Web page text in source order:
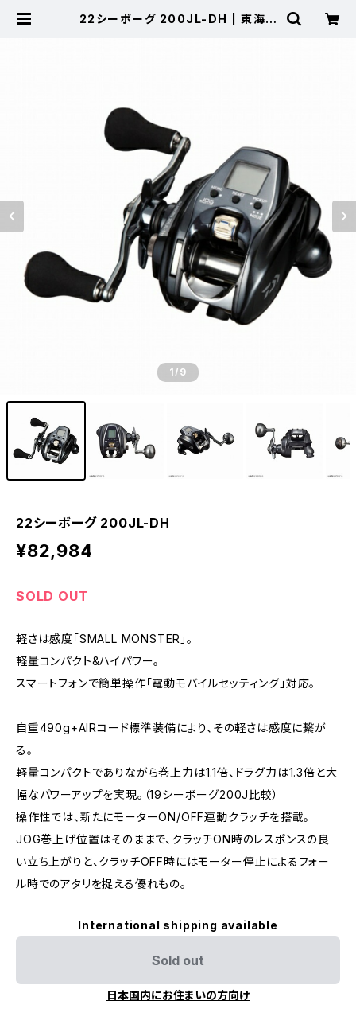
22シーボーグ 200JL-DH | 東海つ
1/9
22シーボーグ 200JL-DH
¥82,984
SOLD OUT
軽さは感度「SMALL MONSTER」。
軽量コンパクト&ハイパワー。
スマートフォンで簡単操作「電動モバイルセッティング」対応。
自重490g+AIRコード標準装備により、その軽さは感度に繋が
る。
軽量コンパクトでありながら巻上力は1.1倍、ドラグ力は1.3倍と大
幅なパワーアップを実現。（19シーボーグ200J比較）
操作性では、新たにモーターON/OFF連動クラッチを搭載。
JOG巻上げ位置はそのままで、クラッチON時のレスポンスの良
い立ち上がりと、クラッチOFF時にはモーター停止によるフォー
ル時でのアタリを捉える優れもの。
International shipping available
Sold out
日本国内にお住まいの方向け